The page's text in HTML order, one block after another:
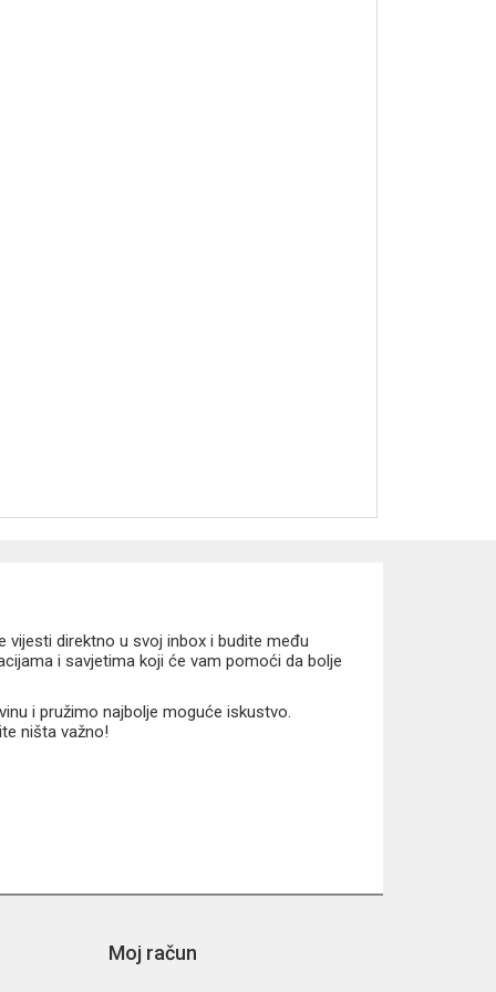
vijesti direktno u svoj inbox i budite među
i savjetima koji će vam pomoći da bolje
i pružimo najbolje moguće iskustvo.
ništa važno!
Moj račun